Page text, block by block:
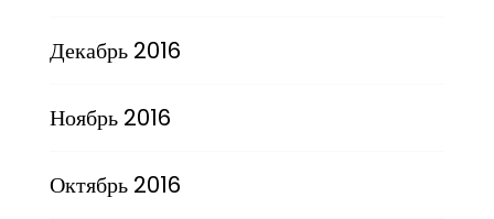
Декабрь 2016
Ноябрь 2016
Октябрь 2016